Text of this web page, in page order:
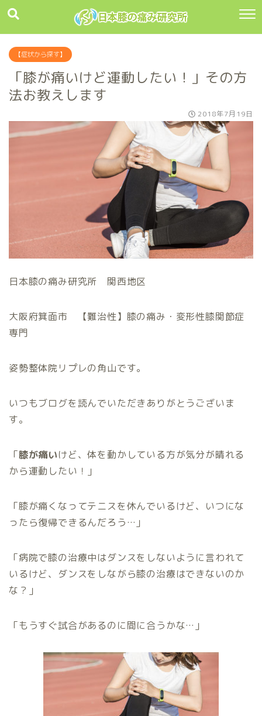
【症状から探す】
「膝が痛いけど運動したい！」その方
法お教えします
2018年7月19日
日本膝の痛み研究所 関西地区
大阪府箕面市 【難治性】膝の痛み・変形性膝関節症
専門
姿勢整体院リプレの角山です。
いつもブログを読んでいただきありがとうございま
す。
「膝が痛いけど、体を動かしている方が気分が晴れる
から運動したい！」
「膝が痛くなってテニスを休んでいるけど、いつにな
ったら復帰できるんだろう…」
「病院で膝の治療中はダンスをしないように言われて
いるけど、ダンスをしながら膝の治療はできないのか
な？」
「もうすぐ試合があるのに間に合うかな…」